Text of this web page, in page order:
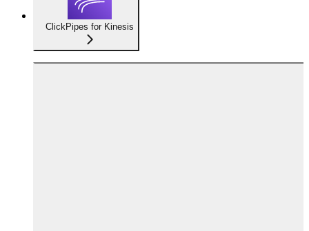
ClickPipes for Kinesis